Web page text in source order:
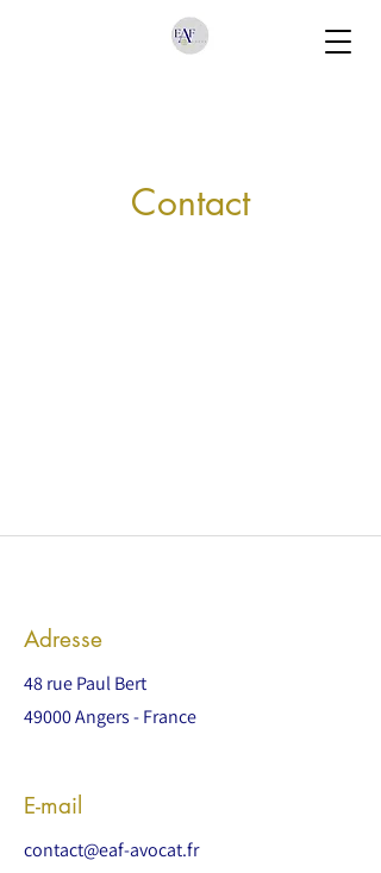
Contact
Adresse
48 rue Paul Bert
49000 Angers - France
E-mail
contact@eaf-avocat.fr